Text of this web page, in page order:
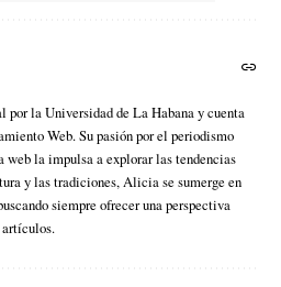
por la Universidad de La Habana y cuenta
Web. Su pasión por el periodismo
la impulsa a explorar las tendencias
y las tradiciones, Alicia se sumerge en
siempre ofrecer una perspectiva
artículos.